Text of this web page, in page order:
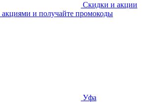
Скидки и акции
и получайте промокоды
Уфа